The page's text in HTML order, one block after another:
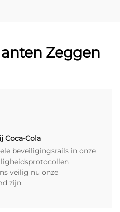
Zeggen
Coca-Cola
beveiligingsrails in onze
veilig nu onze
zijn.